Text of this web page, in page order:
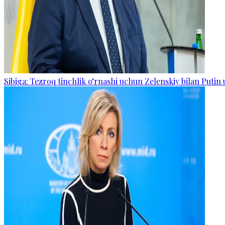
Sibiga: Tezroq tinchlik o‘rnashi uchun Zelenskiy bilan